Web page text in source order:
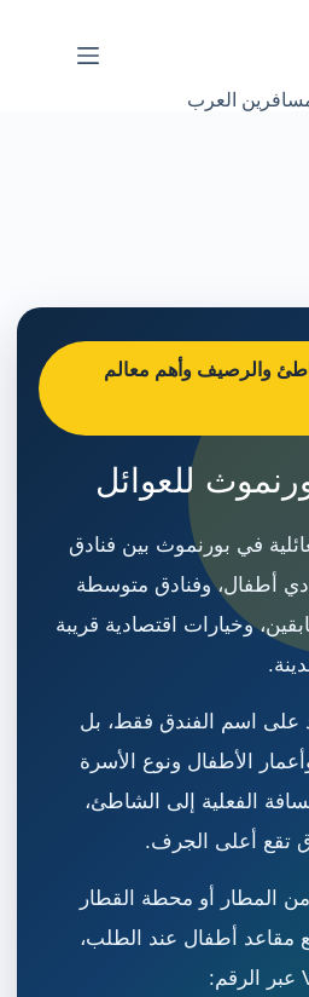
العرب
والرصيف وأهم معالم
للعوائل
في بورنموث بين فنادق
أطفال، وفنادق متوسطة
وخيارات اقتصادية قريبة
على اسم الفندق فقط، بل
الأطفال ونوع الأسرة
الفعلية إلى الشاطئ،
تقع أعلى الجرف.
من المطار أو محطة القطار
مقاعد أطفال عند الطلب،